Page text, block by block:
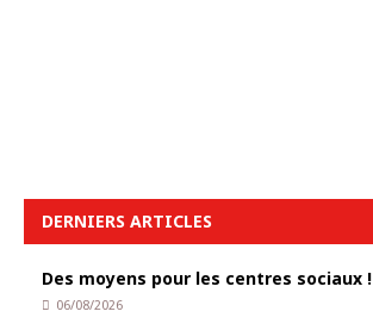
DERNIERS ARTICLES
Des moyens pour les centres sociaux !
06/08/2026